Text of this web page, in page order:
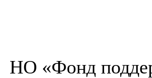
НО «Фонд